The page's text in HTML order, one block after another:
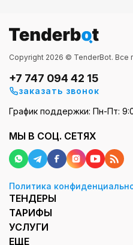
Copyright 2026 © TenderBot. Все
+7 747 094 42 15
заказать звонок
График поддержки: Пн-Пт:
МЫ В СОЦ. СЕТЯХ
Политика
ТЕНДЕРЫ
ТАРИФЫ
УСЛУГИ
ЕЩЕ